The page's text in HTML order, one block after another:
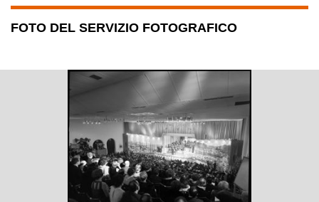
FOTO DEL SERVIZIO FOTOGRAFICO